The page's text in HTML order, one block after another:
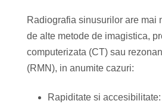
Radiografia sinusurilor are mai
de alte metode de imagistica,
computerizata (CT) sau
(RMN), in anumite cazuri:
Rapiditate si